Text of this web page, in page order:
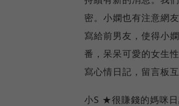
密。小嫻也有注意網
寫給前男友，使得小
番，呆呆可愛的女生
寫心情日記，留言板
小S ★很賺錢的媽咪